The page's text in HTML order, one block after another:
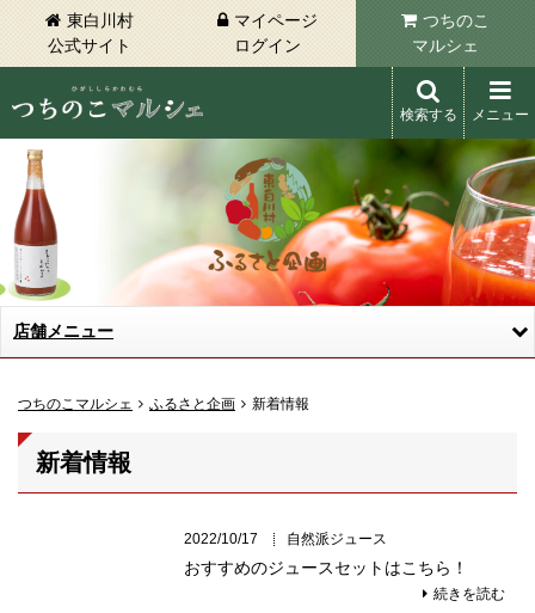
東白川村
公式サイト
マイページ
ログイン
つちのこ
マルシェ
東白川村 つちのこマルシェ
検索する メニュー
店舗メニュー
つちのこマルシェ ふるさと企画 新着情報
新着情報
2022/10/17 自然派ジュース
おすすめのジュースセットはこちら！
続きを読む